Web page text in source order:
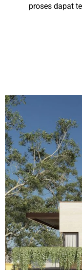
proses dapat